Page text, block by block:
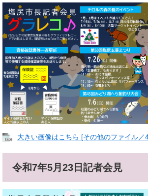
大きい画像はこちら [その他のファイル／
令和7年5月23日記者会見